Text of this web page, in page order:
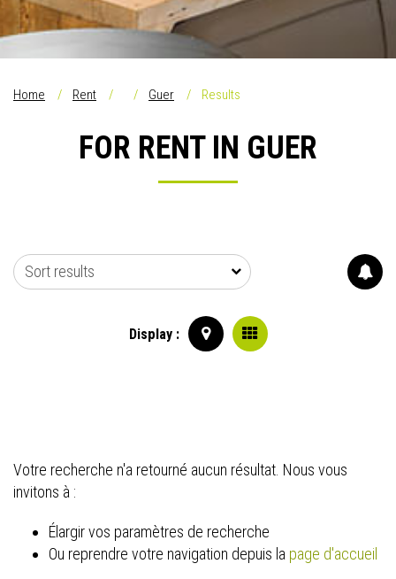
Home Rent Guer Results
FOR RENT IN GUER
Sort results
Display :
Votre recherche n'a retourné aucun résultat. Nous vous
invitons à :
Élargir vos paramètres de recherche
Ou reprendre votre navigation depuis la page d'accueil